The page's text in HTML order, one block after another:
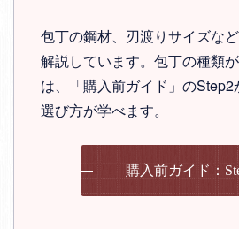
包丁の鋼材、刃渡りサイズな
解説しています。包丁の種類
は、「購入前ガイド」の
選び方が学べます。
購入前ガイド：